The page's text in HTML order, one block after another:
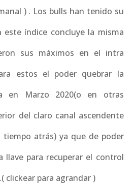
) . Los bulls han tenido su
este índice concluye la misma
sus máximos en el intra
estos el poder quebrar la
en Marzo 2020(o en otras
del claro canal ascendente
atrás) ya que de poder
llave para recuperar el control
clickear para agrandar )